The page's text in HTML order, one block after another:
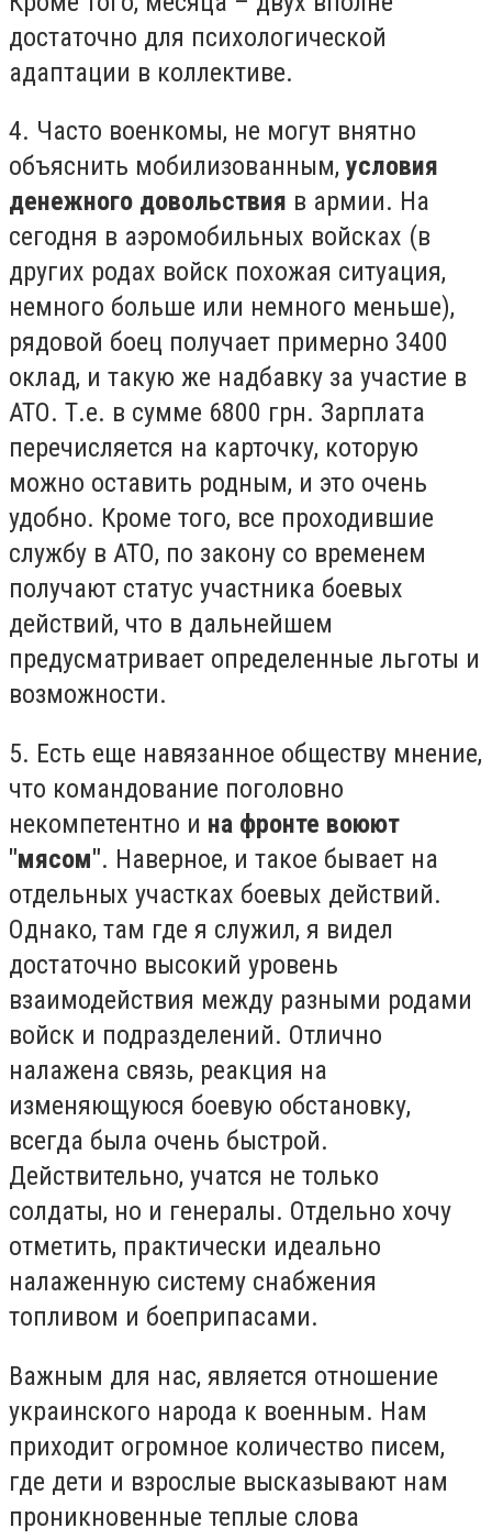
достаточно для психологической
адаптации в коллективе.
4. Часто военкомы, не могут внятно
объяснить мобилизованным, условия
денежного довольствия в армии. На
сегодня в аэромобильных войсках (в
других родах войск похожая ситуация,
немного больше или немного меньше),
рядовой боец получает примерно 3400
оклад, и такую же надбавку за участие в
АТО. Т.е. в сумме 6800 грн. Зарплата
перечисляется на карточку, которую
можно оставить родным, и это очень
удобно. Кроме того, все проходившие
службу в АТО, по закону со временем
получают статус участника боевых
действий, что в дальнейшем
предусматривает определенные льготы и
возможности.
5. Есть еще навязанное обществу мнение,
что командование поголовно
некомпетентно и на фронте воюют
"мясом". Наверное, и такое бывает на
отдельных участках боевых действий.
Однако, там где я служил, я видел
достаточно высокий уровень
взаимодействия между разными родами
войск и подразделений. Отлично
налажена связь, реакция на
изменяющуюся боевую обстановку,
всегда была очень быстрой.
Действительно, учатся не только
солдаты, но и генералы. Отдельно хочу
отметить, практически идеально
налаженную систему снабжения
топливом и боеприпасами.
Важным для нас, является отношение
украинского народа к военным. Нам
приходит огромное количество писем,
где дети и взрослые высказывают нам
проникновенные теплые слова